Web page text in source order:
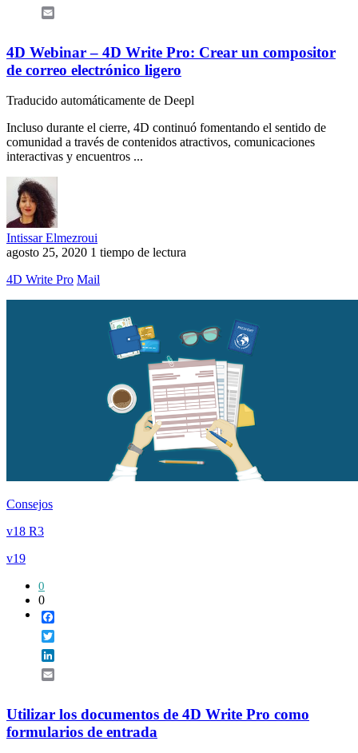
4D Webinar – 4D Write Pro: Crear un compositor
de correo electrónico ligero
Traducido automáticamente de Deepl
Incluso durante el cierre, 4D continuó fomentando el sentido de
comunidad a través de contenidos atractivos, comunicaciones
interactivas y encuentros ...
Intissar Elmezroui
agosto 25, 2020 1 tiempo de lectura
4D Write Pro Mail
Consejos
v18 R3
v19
0
0
Utilizar los documentos de 4D Write Pro como
formularios de entrada